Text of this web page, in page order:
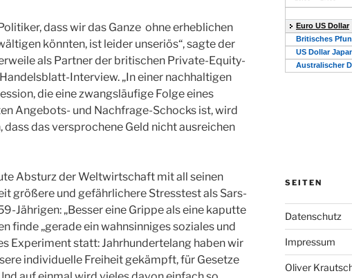
dass wir das Ganze ohne erheblichen
könnten, ist leider unseriös“, sagte der
als Partner der britischen Private-Equity-
Interview. „In einer nachhaltigen
die eine zwangsläufige Folge eines
Angebots- und Nachfrage-Schocks ist, wird
dass das versprochene Geld nicht ausreichen
Absturz der Weltwirtschaft mit all seinen
größere und gefährlichere Stresstest als Sars-
Jährigen: „Besser eine Grippe als eine kaputte
finde „gerade ein wahnsinniges soziales und
Experiment statt: Jahrhundertelang haben wir
individuelle Freiheit gekämpft, für Gesetze
SEITEN
Datenschutz
Impressum
Oliver